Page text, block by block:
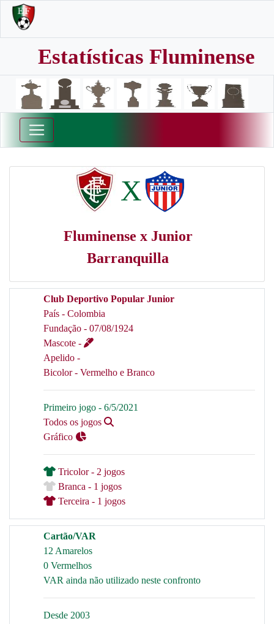
Estatísticas Fluminense
X
Fluminense x Junior
Barranquilla
Club Deportivo Popular Junior
País - Colombia
Fundação - 07/08/1924
Mascote -
Apelido -
Bicolor - Vermelho e Branco
Primeiro jogo - 6/5/2021
Todos os jogos
Gráfico
Tricolor - 2 jogos
Branca - 1 jogos
Terceira - 1 jogos
Cartão/VAR
12 Amarelos
0 Vermelhos
VAR ainda não utilizado neste confronto
Desde 2003